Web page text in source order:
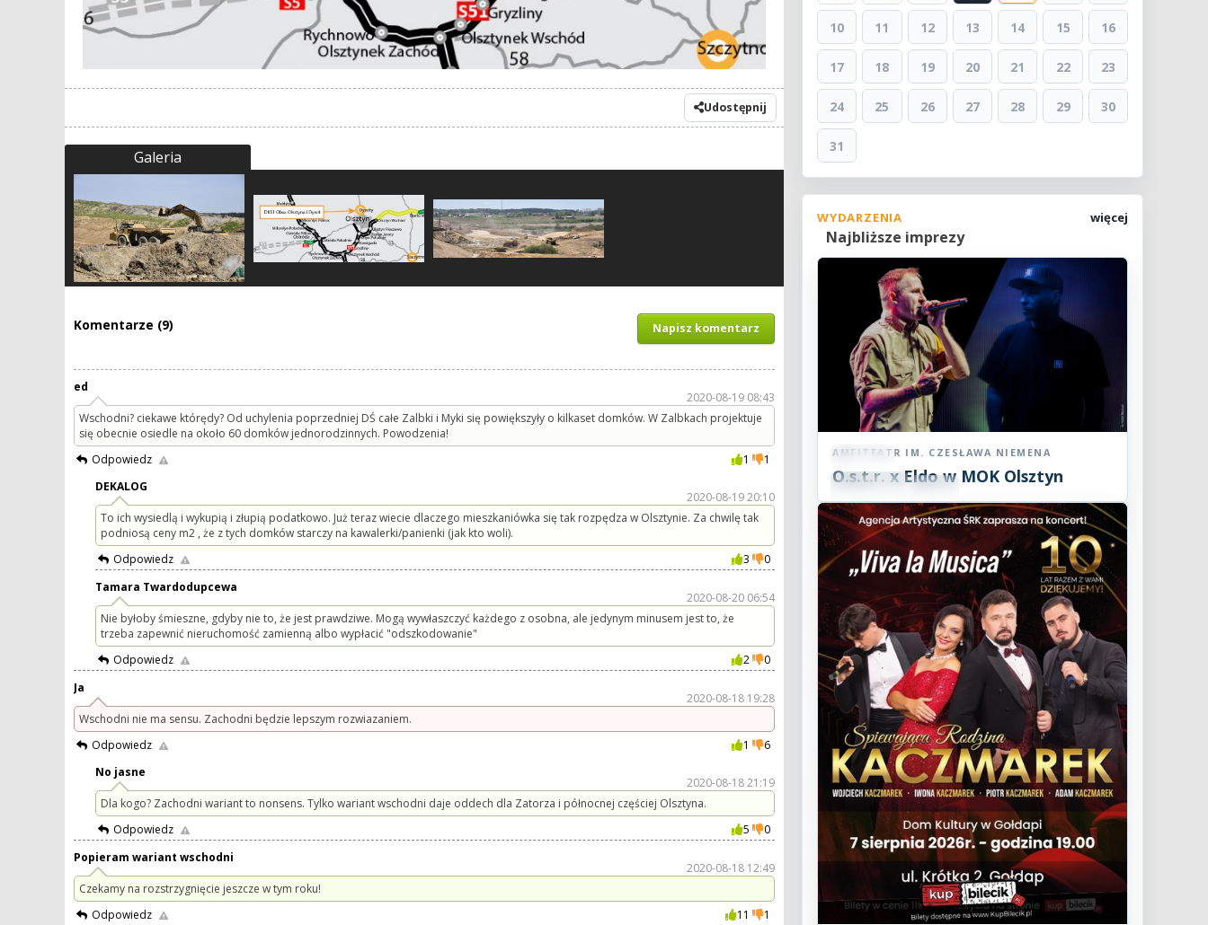
Udostępnij
Galeria
Komentarze (9) Napisz komentarz
ed
2020-08-19 08:43
Wschodni? ciekawe którędy? Od uchylenia poprzedniej DŚ całe Zalbki i Myki się powiększyły o kilkaset domków. W Zalbkach projektuje
się obecnie osiedle na około 60 domków jednorodzinnych. Powodzenia!
Odpowiedz
1
1
DEKALOG
2020-08-19 20:10
To ich wysiedlą i wykupią i złupią podatkowo. Już teraz wiecie dlaczego mieszkaniówka się tak rozpędza w Olsztynie. Za chwilę tak
podniosą ceny m2 , że z tych domków starczy na kawalerki/panienki (jak kto woli).
Odpowiedz
3
0
Tamara Twardodupcewa
2020-08-20 06:54
Nie byłoby śmieszne, gdyby nie to, że jest prawdziwe. Mogą wywłaszczyć każdego z osobna, ale jedynym minusem jest to, że
trzeba zapewnić nieruchomość zamienną albo wypłacić "odszkodowanie"
Odpowiedz
2
0
Ja
2020-08-18 19:28
Wschodni nie ma sensu. Zachodni będzie lepszym rozwiazaniem.
Odpowiedz
1
6
No jasne
2020-08-18 21:19
Dla kogo? Zachodni wariant to nonsens. Tylko wariant wschodni daje oddech dla Zatorza i północnej częściej Olsztyna.
Odpowiedz
5
0
Popieram wariant wschodni
2020-08-18 12:49
Czekamy na rozstrzygnięcie jeszcze w tym roku!
Odpowiedz
11
1
10 11 12 13 14 15 16
17 18 19 20 21 22 23
24 25 26 27 28 29 30
31
WYDARZENIA
Najbliższe imprezy
więcej
Koncert
07 SIE
2026
AMFITEATR IM. CZESŁAWA NIEMENA
O.s.t.r. x Eldo w MOK Olsztyn